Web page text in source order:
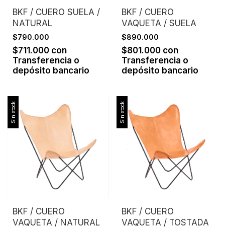
BKF / CUERO SUELA /
NATURAL
$790.000
$711.000 con
Transferencia o
depósito bancario
BKF / CUERO
VAQUETA / SUELA
$890.000
$801.000 con
Transferencia o
depósito bancario
Sin stock
BKF / CUERO
VAQUETA / NATURAL
Sin stock
BKF / CUERO
VAQUETA / TOSTADA